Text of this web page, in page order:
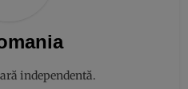
independentă.